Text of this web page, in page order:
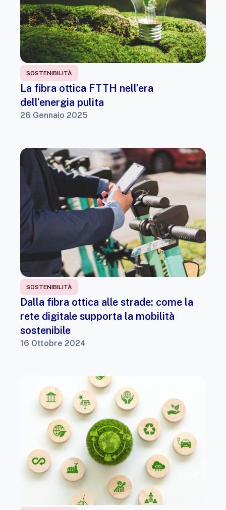
SOSTENIBILITÀ
La fibra ottica FTTH nell’era
dell’energia pulita
26 Gennaio 2025
SOSTENIBILITÀ
Dalla fibra ottica alle strade: come la
rete digitale supporta la mobilità
sostenibile
16 Ottobre 2024